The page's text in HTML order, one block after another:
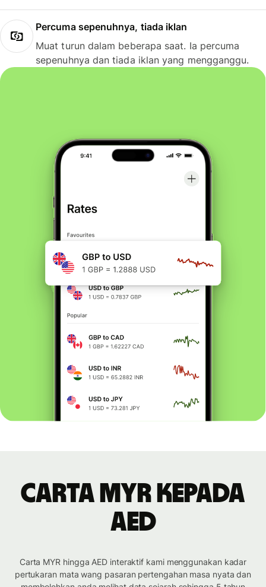
Percuma sepenuhnya, tiada iklan
Muat turun dalam beberapa saat. Ia percuma
sepenuhnya dan tiada iklan yang mengganggu.
Carta MYR kepada
AED
Carta MYR hingga AED interaktif kami menggunakan kadar
pertukaran mata wang pasaran pertengahan masa nyata dan